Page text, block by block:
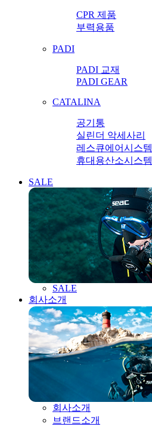
CPR 제품
부력용품
PADI
PADI 교재
PADI GEAR
CATALINA
공기통
실린더 악세사리
레스큐에어시스템
휴대용산소시스템
SALE
SALE
회사소개
회사소개
브랜드소개